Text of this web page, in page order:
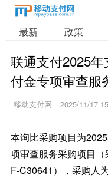
最新 政策
联通支付2025
付金专项审查服
移动支付网 2025/11/17
本询比采购项目为
项审查服务采购项目
F-C30641），采购人